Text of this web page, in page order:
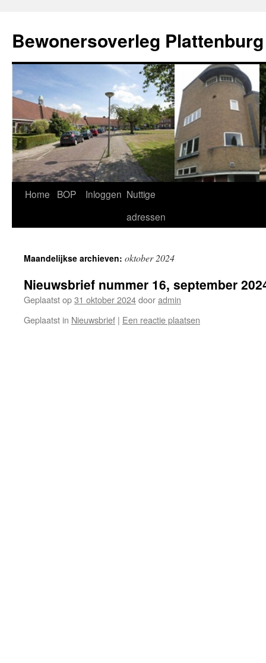
de
inhoud
Bewonersoverleg Plattenburg
Home BOP Inloggen Nuttige
adressen
Maandelijkse archieven: oktober 2024
Nieuwsbrief nummer 16, september
Geplaatst op31 oktober 2024dooradmin
Geplaatst in Nieuwsbrief | Een reactie plaatsen